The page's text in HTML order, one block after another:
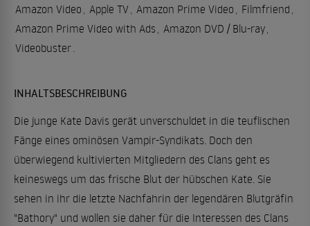
Amazon Video , Apple TV, Amazon Prime Video , Filmfriend ,
Amazon Prime Video with Ads, Amazon DVD / Blu-ray,
Videobuster.
INHALTSBESCHREIBUNG
Die junge Kate Davis gerät unverschuldet in die teuflischen
Fänge eines ominösen Vampir-Syndikats. Doch den
überwiegend kultivierten Mitgliedern des Clans geht es
keineswegs um das frische Blut der hübschen Kate. Sie
sehen in ihr die letzte Nachfahrin der legendären Blutgräfin
"Bathory" und wollen sie daher für die Interessen des Clans